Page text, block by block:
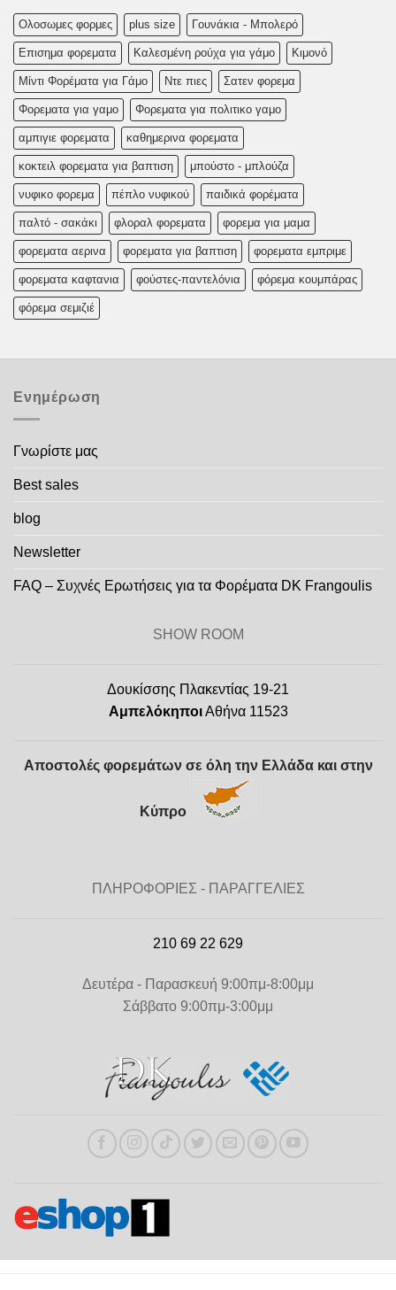
Oλoσωμες φoρμες plus size Γουνάκια - Μπολερό
Επισημα φορεματα Καλεσμένη ρούχα για γάμο Κιμονό
Μίντι Φορέματα για Γάμο Ντε πιες Σατεν φορεμα
Φορεματα για γαμο Φορεματα για πολιτικο γαμο
αμπιγιε φορεματα καθημερινα φορεματα
κοκτειλ φορεματα για βαπτιση μπούστο - μπλούζα
νυφικο φορεμα πέπλο νυφικού παιδικά φορέματα
παλτό - σακάκι φλοραλ φορεματα φορεμα για μαμα
φορεματα αερινα φορεματα για βαπτιση φορεματα εμπριμε
φορεματα καφτανια φούστες-παντελόνια φόρεμα κουμπάρας
φόρεμα σεμιζιέ
Ενημέρωση
Γνωρίστε μας
Best sales
blog
Newsletter
FAQ – Συχνές Ερωτήσεις για τα Φορέματα DK Frangoulis
SHOW ROOM
Δουκίσσης Πλακεντίας 19-21
ΑμπελόκηποιΑθήνα 11523
Αποστολές φορεμάτων σε όλη την Ελλάδα και στην
Κύπρο
ΠΛΗΡΟΦΟΡΙΕΣ - ΠΑΡΑΓΓΕΛΙΕΣ
210 69 22 629
Δευτέρα - Παρασκευή 9:00πμ-8:00μμ
Σάββατο 9:00πμ-3:00μμ